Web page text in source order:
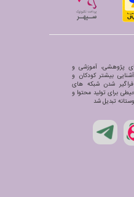
فعالیت های پژوهشی، آموزشی و
بیشتر کودکان و
فراگیر شدن شبکه های
برای تولید محتوا و
تبدیل شد